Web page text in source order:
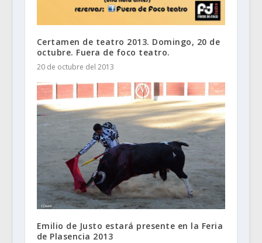
Certamen de teatro 2013. Domingo, 20 de
octubre. Fuera de foco teatro.
20 de octubre del 2013
Emilio de Justo estará presente en la Feria
de Plasencia 2013